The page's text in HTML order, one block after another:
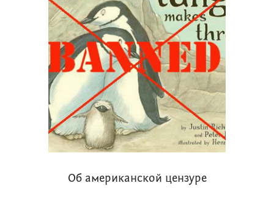
Об американской цензуре